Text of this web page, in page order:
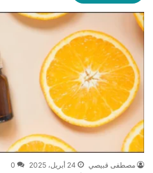
مصطفى قبيصي 24 أبريل، 2025 0